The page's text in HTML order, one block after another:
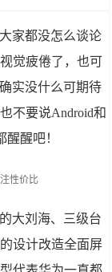
家都没怎么谈论
觉疲倦了，也可
实没什么可期待
不要说Android和
醒吧！
大刘海、三级台
设计改造全面屏